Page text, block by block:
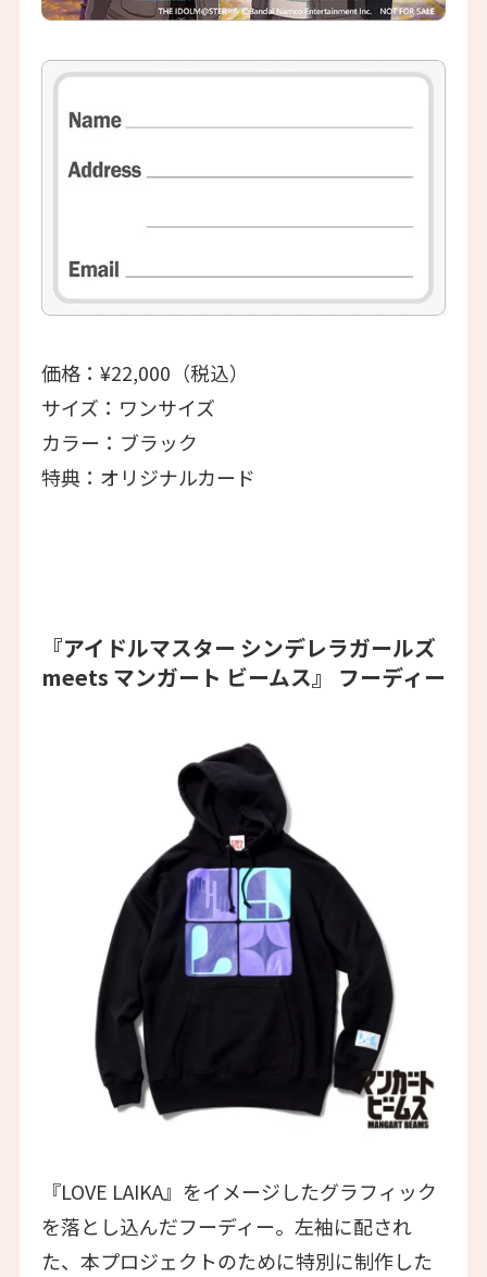
価格：¥22,000（税込）
サイズ：ワンサイズ
カラー：ブラック
特典：オリジナルカード
『アイドルマスター シンデレラガールズ
meets マンガート ビームス』 フーディー
『LOVE LAIKA』をイメージしたグラフィック
を落とし込んだフーディー。左袖に配され
た、本プロジェクトのために特別に制作した